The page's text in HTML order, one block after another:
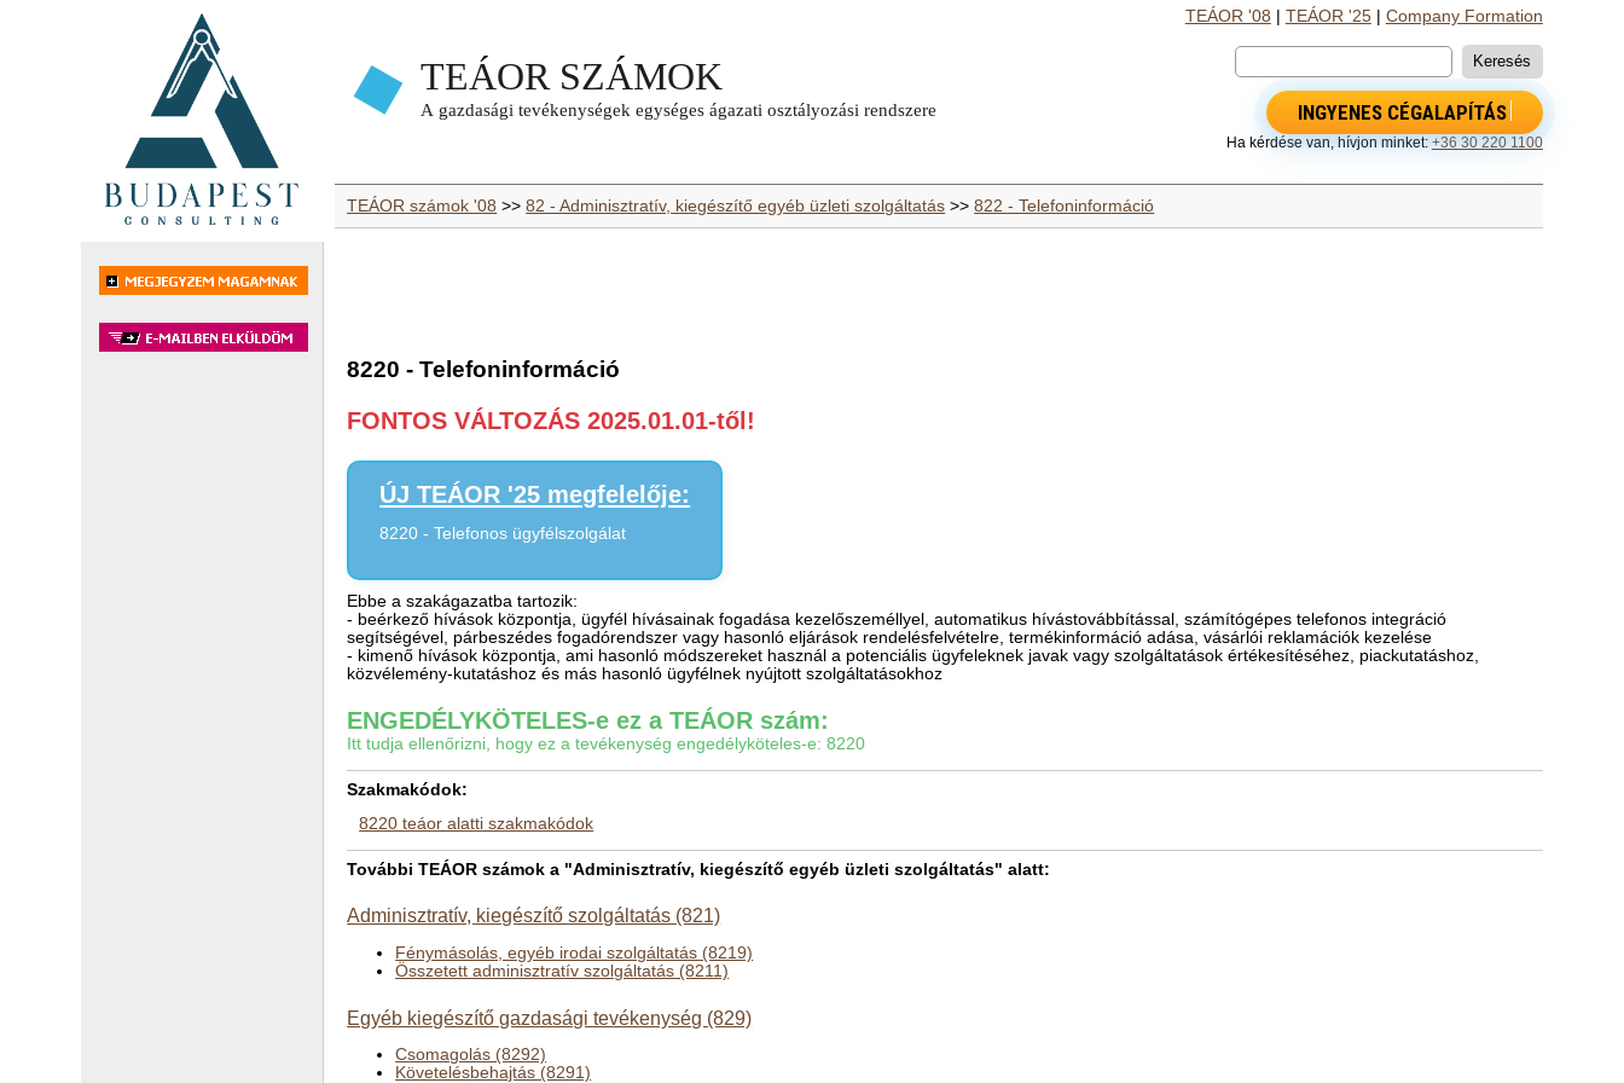
TEÁOR '08 TEÁOR '25| Company Formation
INGYENES CÉGALAPÍTÁS
Ha kérdése van, hívjon minket: +36 30 220 1100
TEÁOR számok '08 >>82 - Adminisztratív, kiegészítő egyéb üzleti szolgáltatás >>822 - Telefoninformáció
8220 - Telefoninformáció
FONTOS VÁLTOZÁS 2025.01.01-től!
ÚJ TEÁOR '25 megfelelője:
8220 - Telefonos ügyfélszolgálat
Ebbe a szakágazatba tartozik:
- beérkező hívások központja, ügyfél hívásainak fogadása kezelőszeméllyel, automatikus hívástovábbítással, számítógépes telefonos integráció
segítségével, párbeszédes fogadórendszer vagy hasonló eljárások rendelésfelvételre, termékinformáció adása, vásárlói reklamációk kezelése
- kimenő hívások központja, ami hasonló módszereket használ a potenciális ügyfeleknek javak vagy szolgáltatások értékesítéséhez, piackutatáshoz,
közvélemény-kutatáshoz és más hasonló ügyfélnek nyújtott szolgáltatásokhoz
ENGEDÉLYKÖTELES-e ez a TEÁOR szám:
Itt tudja ellenőrizni, hogy ez a tevékenység engedélyköteles-e: 8220
Szakmakódok:
8220 teáor alatti szakmakódok
További TEÁOR számok a "Adminisztratív, kiegészítő egyéb üzleti szolgáltatás" alatt:
Adminisztratív, kiegészítő szolgáltatás (821)
Fénymásolás, egyéb irodai szolgáltatás (8219)
Összetett adminisztratív szolgáltatás (8211)
Egyéb kiegészítő gazdasági tevékenység (829)
Csomagolás (8292)
Követelésbehajtás (8291)